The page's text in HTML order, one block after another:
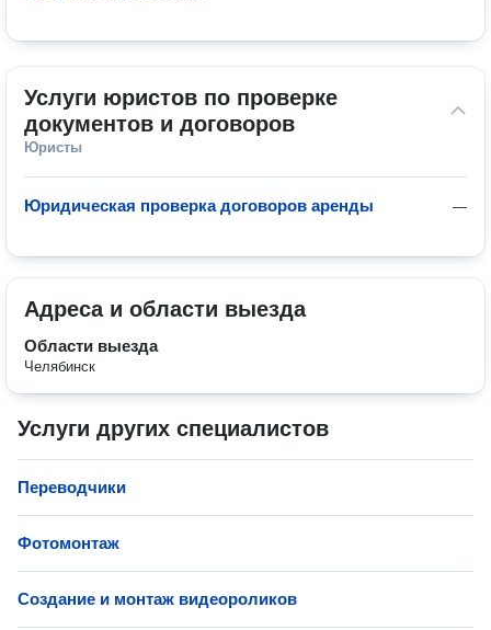
Услуги юристов по проверке
документов и договоров
Юристы
—
Юридическая проверка договоров аренды
Адреса и области выезда
Области выезда
Челябинск
Услуги других специалистов
Переводчики
Фотомонтаж
Создание и монтаж видеороликов